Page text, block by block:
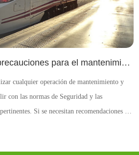
¿¿ cuáles son las precauciones para el mantenimiento y mantenimiento de fusibles de alta y baja tensión?
cualquier operación de mantenimiento y
con las normas de Seguridad y las
Si se necesitan recomendaciones de
más específicas, consulte el Manual de